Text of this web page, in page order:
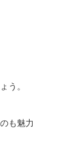
う。
も魅力